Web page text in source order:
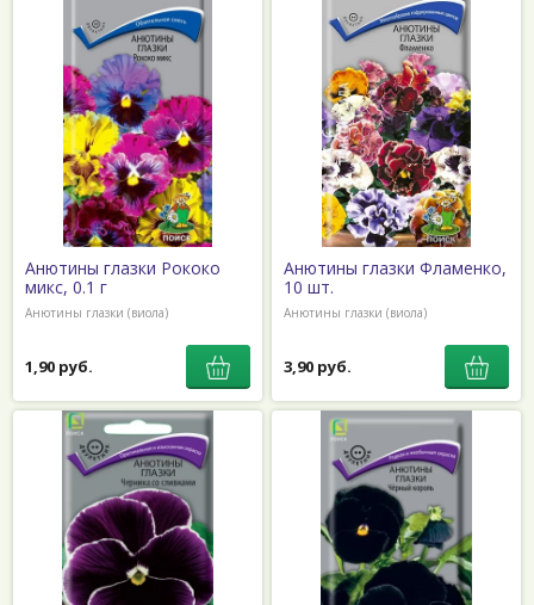
Анютины глазки Рококо
микс, 0.1 г
Анютины глазки (виола)
1,90 руб.
Анютины глазки Фламенко,
10 шт.
Анютины глазки (виола)
3,90 руб.